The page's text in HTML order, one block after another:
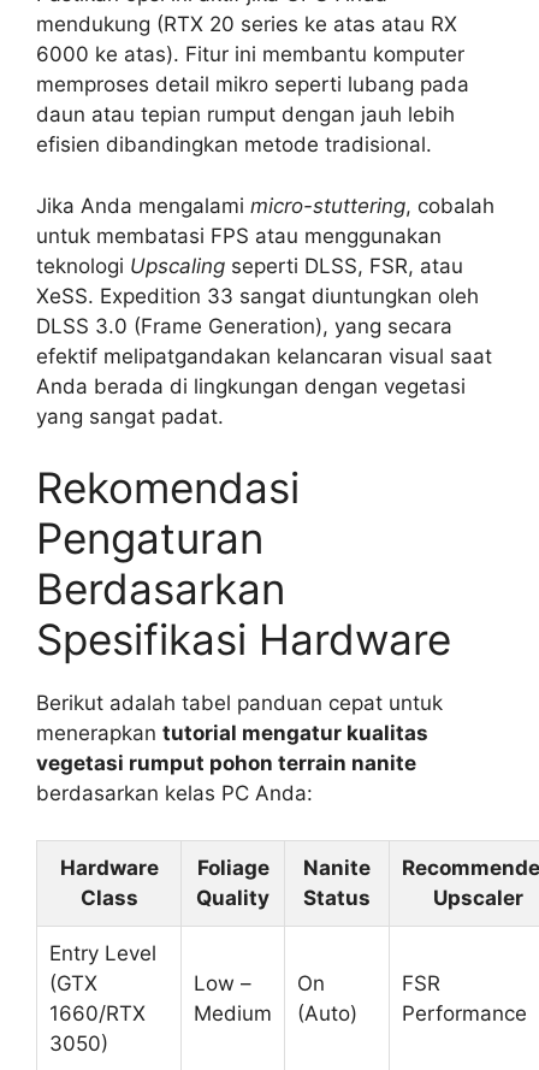
mendukung (RTX 20 series ke atas atau RX
6000 ke atas). Fitur ini membantu komputer
memproses detail mikro seperti lubang pada
daun atau tepian rumput dengan jauh lebih
efisien dibandingkan metode tradisional.
Jika Anda mengalami micro-stuttering, cobalah
untuk membatasi FPS atau menggunakan
teknologi Upscaling seperti DLSS, FSR, atau
XeSS. Expedition 33 sangat diuntungkan oleh
DLSS 3.0 (Frame Generation), yang secara
efektif melipatgandakan kelancaran visual saat
Anda berada di lingkungan dengan vegetasi
yang sangat padat.
Rekomendasi
Pengaturan
Berdasarkan
Spesifikasi Hardware
Berikut adalah tabel panduan cepat untuk
menerapkan tutorial mengatur kualitas
vegetasi rumput pohon terrain nanite
berdasarkan kelas PC Anda:
Hardware
Class
Foliage
Quality
Nanite
Status
Upscaler
Entry Level
(GTX
1660/RTX
3050)
Low –
Medium
On
(Auto)
FSR
Performance